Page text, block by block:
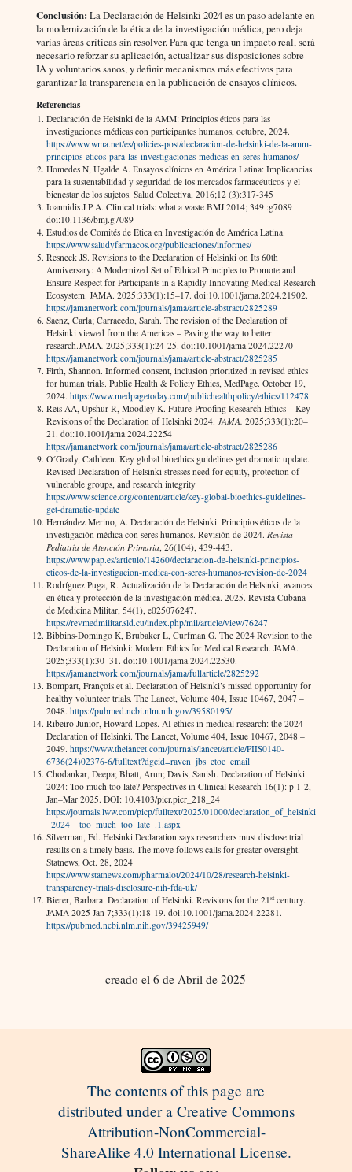
Conclusión: La Declaración de Helsinki 2024 es un paso adelante en
la modernización de la ética de la investigación médica, pero deja
varias áreas críticas sin resolver. Para que tenga un impacto real, será
necesario reforzar su aplicación, actualizar sus disposiciones sobre
IA y voluntarios sanos, y definir mecanismos más efectivos para
garantizar la transparencia en la publicación de ensayos clínicos.
Referencias
Declaración de Helsinki de la AMM: Principios éticos para las
investigaciones médicas con participantes humanos, octubre, 2024.
https://www.wma.net/es/policies-post/declaracion-de-helsinki-de-la-amm-
principios-eticos-para-las-investigaciones-medicas-en-seres-humanos/
Homedes N, Ugalde A. Ensayos clínicos en América Latina: Implicancias
para la sustentabilidad y seguridad de los mercados farmacéuticos y el
bienestar de los sujetos. Salud Colectiva, 2016;12 (3):317-345
Ioannidis J P A. Clinical trials: what a waste BMJ 2014; 349 :g7089
doi:10.1136/bmj.g7089
Estudios de Comités de Ética en Investigación de América Latina.
https://www.saludyfarmacos.org/publicaciones/informes/
Resneck JS. Revisions to the Declaration of Helsinki on Its 60th
Anniversary: A Modernized Set of Ethical Principles to Promote and
Ensure Respect for Participants in a Rapidly Innovating Medical Research
Ecosystem. JAMA. 2025;333(1):15–17. doi:10.1001/jama.2024.21902.
https://jamanetwork.com/journals/jama/article-abstract/2825289
Saenz, Carla; Carracedo, Sarah. The revision of the Declaration of
Helsinki viewed from the Americas – Paving the way to better
research.JAMA 2025;333(1):24-25. doi:10.1001/jama.2024.22270
https://jamanetwork.com/journals/jama/article-abstract/2825285
Firth, Shannon. Informed consent, inclusion prioritized in revised ethics
for human trials. Public Health & Policiy Ethics, MedPage. October 19,
2024. https://www.medpagetoday.com/publichealthpolicy/ethics/112478
Reis AA, Upshur R, Moodley K. Future-Proofing Research Ethics—Key
Revisions of the Declaration of Helsinki 2024. JAMA. 2025;333(1):20–
21. doi:10.1001/jama.2024.22254
https://jamanetwork.com/journals/jama/article-abstract/2825286
O´Grady, Cathleen. Key global bioethics guidelines get dramatic update.
Revised Declaration of Helsinki stresses need for equity, protection of
vulnerable groups, and research integrity
https://www.science.org/content/article/key-global-bioethics-guidelines-
get-dramatic-update
Hernández Merino, A. Declaración de Helsinki: Principios éticos de la
investigación médica con seres humanos. Revisión de 2024. Revista
Pediatría de Atención Primaria, 26(104), 439-443.
https://www.pap.es/articulo/14260/declaracion-de-helsinki-principios-
eticos-de-la-investigacion-medica-con-seres-humanos-revision-de-2024
Rodríguez Puga, R. Actualización de la Declaración de Helsinki, avances
en ética y protección de la investigación médica. 2025. Revista Cubana
de Medicina Militar, 54(1), e025076247.
https://revmedmilitar.sld.cu/index.php/mil/article/view/76247
Bibbins-Domingo K, Brubaker L, Curfman G. The 2024 Revision to the
Declaration of Helsinki: Modern Ethics for Medical Research. JAMA.
2025;333(1):30–31. doi:10.1001/jama.2024.22530.
https://jamanetwork.com/journals/jama/fullarticle/2825292
Bompart, François et al. Declaration of Helsinki’s missed opportunity for
healthy volunteer trials. The Lancet, Volume 404, Issue 10467, 2047 –
2048. https://pubmed.ncbi.nlm.nih.gov/39580195/
Ribeiro Junior, Howard Lopes. AI ethics in medical research: the 2024
Declaration of Helsinki. The Lancet, Volume 404, Issue 10467, 2048 –
2049. https://www.thelancet.com/journals/lancet/article/PIIS0140-
6736(24)02376-6/fulltext?dgcid=raven_jbs_etoc_email
Chodankar, Deepa; Bhatt, Arun; Davis, Sanish. Declaration of Helsinki
2024: Too much too late? Perspectives in Clinical Research 16(1): p 1-2,
Jan–Mar 2025. DOI: 10.4103/picr.picr_218_24
https://journals.lww.com/picp/fulltext/2025/01000/declaration_of_helsinki
_2024__too_much_too_late_.1.aspx
Silverman, Ed. Helsinki Declaration says researchers must disclose trial
results on a timely basis. The move follows calls for greater oversight.
Statnews, Oct. 28, 2024
https://www.statnews.com/pharmalot/2024/10/28/research-helsinki-
transparency-trials-disclosure-nih-fda-uk/
Bierer, Barbara. Declaration of Helsinki. Revisions for the 21stcentury.
JAMA 2025 Jan 7;333(1):18-19. doi:10.1001/jama.2024.22281.
https://pubmed.ncbi.nlm.nih.gov/39425949/
creado el 6 de Abril de 2025
The contents of this page are
distributed under a Creative Commons
Attribution-NonCommercial-
ShareAlike 4.0 International License.